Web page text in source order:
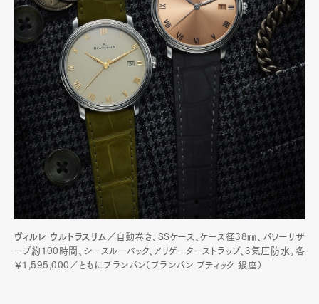
ヴィルレ ウルトラスリム／ 自動巻き、SSケース、ケース径38㎜、パワーリザ
ーブ約100時間、シースルーバック、アリゲーターストラップ、3気圧防水。各
￥1,595,000／ともにブランパン（ブランパン ブティック 銀座）